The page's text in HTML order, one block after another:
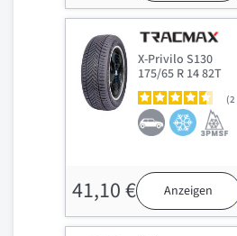
X-Privilo S130
175/65 R 14 82T
2
41,10 € Anzeigen